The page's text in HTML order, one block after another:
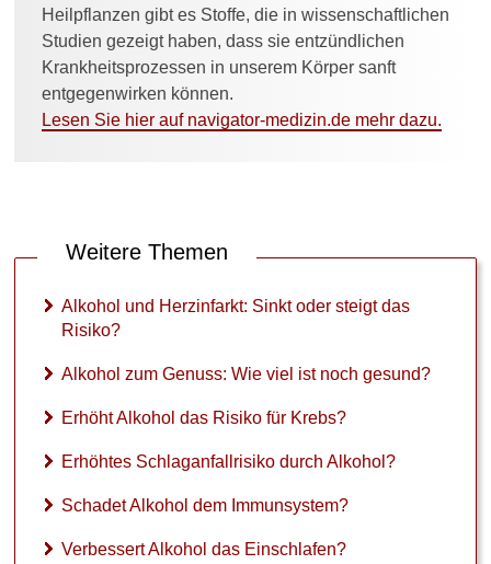
Heilpflanzen gibt es Stoffe, die in wissenschaftlichen
Studien gezeigt haben, dass sie entzündlichen
Krankheitsprozessen in unserem Körper sanft
entgegenwirken können.
Lesen Sie hier auf navigator-medizin.de mehr dazu.
Weitere Themen
Alkohol und Herzinfarkt: Sinkt oder steigt das
Risiko?
Alkohol zum Genuss: Wie viel ist noch gesund?
Erhöht Alkohol das Risiko für Krebs?
Erhöhtes Schlaganfallrisiko durch Alkohol?
Schadet Alkohol dem Immunsystem?
Verbessert Alkohol das Einschlafen?